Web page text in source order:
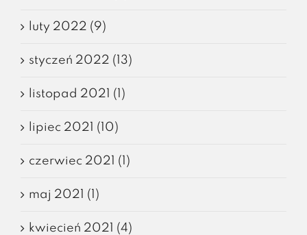
luty 2022 (9)
styczeń 2022 (13)
listopad 2021 (1)
lipiec 2021 (10)
czerwiec 2021 (1)
maj 2021 (1)
kwiecień 2021 (4)